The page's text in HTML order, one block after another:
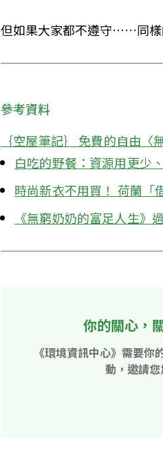
但如果大家都不遵守……同
參考資料
｛空屋筆記｝ 免費的自由〈
白吃的野餐：資源用更少
時尚新衣不用買！ 荷蘭「
《無窮奶奶的富足人生》
你的關心，
《環境資訊中心》需要
動，邀請